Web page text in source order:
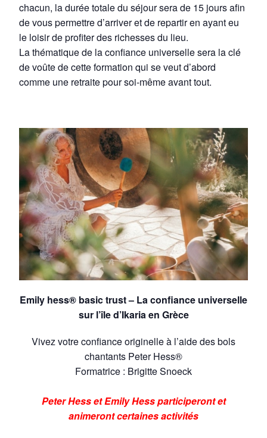
chacun, la durée totale du séjour sera de 15 jours afin
de vous permettre d’arriver et de repartir en ayant eu
le loisir de profiter des richesses du lieu.
La thématique de la confiance universelle sera la clé
de voûte de cette formation qui se veut d’abord
comme une retraite pour soi-même avant tout.
Emily hess® basic trust – La confiance universelle
sur l’île d’Ikaria en Grèce
Vivez votre confiance originelle à l’aide des bols
chantants Peter Hess®
Formatrice : Brigitte Snoeck
Peter Hess et Emily Hess participeront et
animeront certaines activités